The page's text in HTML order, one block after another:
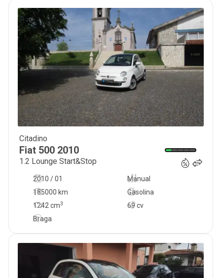
Citadino
Fiat 500 2010
1.2 Lounge Start&Stop
2010 / 01
Manual
185000 km
69 cv
Gasolina
1242 cm3
Braga